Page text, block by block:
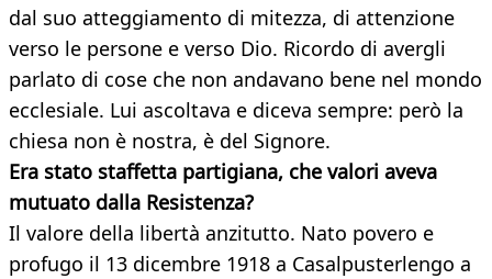
dal suo atteggiamento di mitezza, di attenzione
verso le persone e verso Dio. Ricordo di avergli
parlato di cose che non andavano bene nel mondo
ecclesiale. Lui ascoltava e diceva sempre: però la
chiesa non è nostra, è del Signore.
Era stato staffetta partigiana, che valori aveva
mutuato dalla Resistenza?
Il valore della libertà anzitutto. Nato povero e
profugo il 13 dicembre 1918 a Casalpusterlengo a